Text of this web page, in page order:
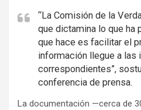
“La Comisión de la
que dictamina lo que ha
que hace es facilitar el
información llegue a las
correspondientes”,
conferencia de prensa.
La documentación —cerca de